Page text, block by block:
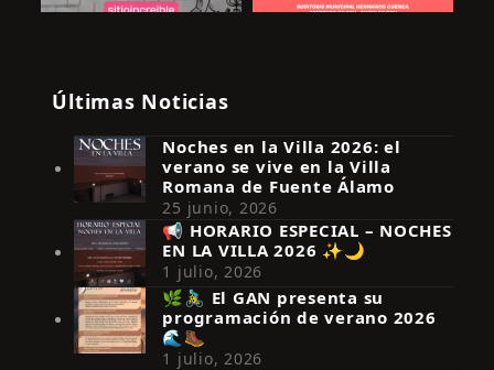
Síguenos en Instagram
Últimas Noticias
Noches en la Villa 2026: el
verano se vive en la Villa
Romana de Fuente Álamo
25 junio, 2026
📢 HORARIO ESPECIAL – NOCHES
EN LA VILLA 2026 ✨🌙
1 julio, 2026
🌿🚴‍♂️ El GAN presenta su
programación de verano 2026
🌊🥾
1 julio, 2026